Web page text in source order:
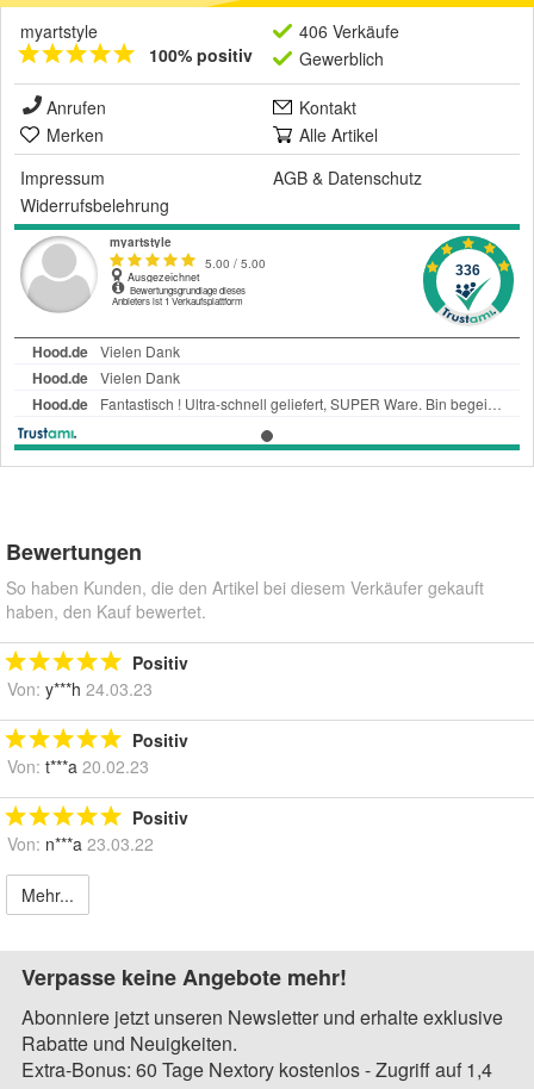
myartstyle
100% positiv
406 Verkäufe
Gewerblich
Anrufen
Kontakt
Merken
Alle Artikel
Impressum
AGB & Datenschutz
Widerrufsbelehrung
Bewertungen
So haben Kunden, die den Artikel bei diesem Verkäufer gekauft
haben, den Kauf bewertet.
Positiv
Von: y***h 24.03.23
Positiv
Von: t***a 20.02.23
Positiv
Von: n***a 23.03.22
Mehr...
Verpasse keine Angebote mehr!
Abonniere jetzt unseren Newsletter und erhalte exklusive
Rabatte und Neuigkeiten.
Extra-Bonus: 60 Tage Nextory kostenlos - Zugriff auf 1,4